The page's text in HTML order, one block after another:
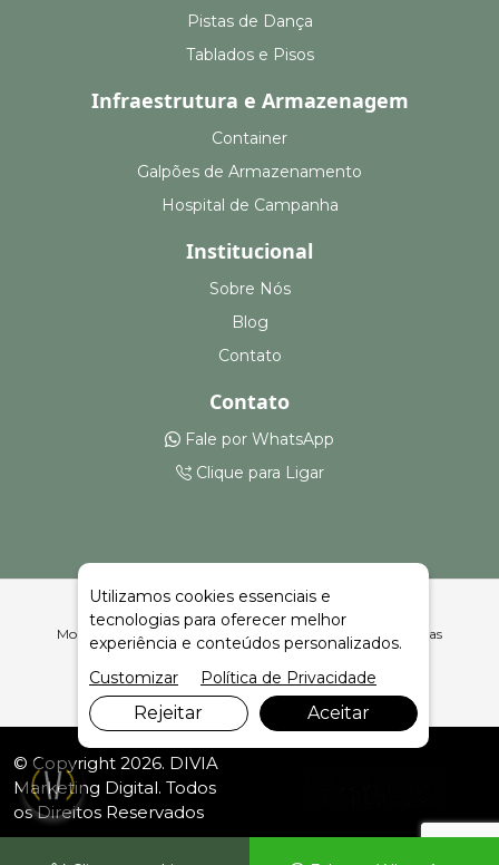
Pistas de Dança
Tablados e Pisos
Infraestrutura e Armazenagem
Container
Galpões de Armazenamento
Hospital de Campanha
Institucional
Sobre Nós
Blog
Contato
Contato
Fale por WhatsApp
Clique para Ligar
Montagem e Aluguel de Montagem de Feiras em Vitória Das
Missões | Celeiro Feiras e Eventos
© Copyright 2026. DIVIA
Marketing Digital. Todos
os Direitos Reservados
Utilizamos cookies essenciais e
tecnologias para oferecer melhor
experiência e conteúdos personalizados.
Customizar
Política de Privacidade
Rejeitar Aceitar